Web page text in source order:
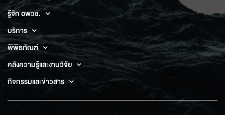
รู้จัก อพวช.
บริการ
พิพิธภัณฑ์
คลังความรู้และงานวิจัย
กิจกรรมและข่าวสาร